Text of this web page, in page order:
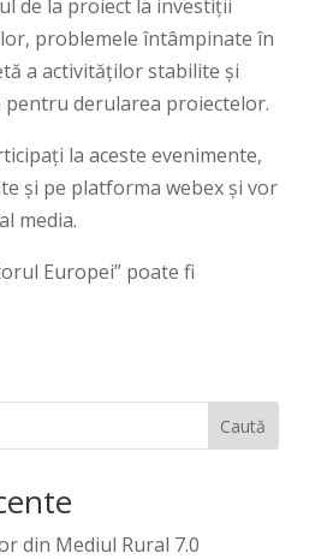
de la proiect la investiții
problemele întâmpinate în
a activităților stabilite și
derularea proiectelor.
la aceste evenimente,
și pe platforma webex și vor
media.
Europei” poate fi
Caută
din Mediul Rural 7.0